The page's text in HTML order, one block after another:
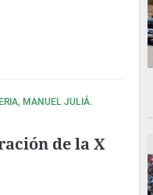
MANUEL JULIÁ.
de la X